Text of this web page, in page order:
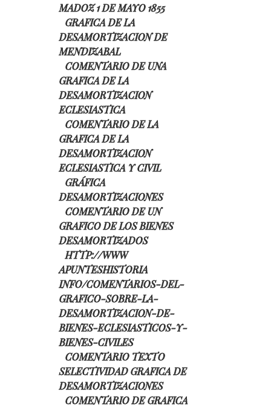
MADOZ 1 DE MAYO 1855
GRAFICA DE LA
DESAMORTIZACION DE
MENDIZABAL
COMENTARIO DE UNA
GRAFICA DE LA
DESAMORTIZACION
ECLESIASTICA
COMENTARIO DE LA
GRAFICA DE LA
DESAMORTIZACION
ECLESIASTICA Y CIVIL
GRÁFICA
DESAMORTIZACIONES
COMENTARIO DE UN
GRAFICO DE LOS BIENES
DESAMORTIZADOS
HTTP://WWW
APUNTESHISTORIA
INFO/COMENTARIOS-DEL-
GRAFICO-SOBRE-LA-
DESAMORTIZACION-DE-
BIENES-ECLESIASTICOS-Y-
BIENES-CIVILES
COMENTARIO TEXTO
SELECTIVIDAD GRAFICA DE
DESAMORTIZACIONES
COMENTARIO DE GRAFICA